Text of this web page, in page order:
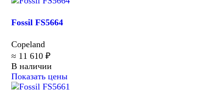
Fossil FS5664
Copeland
≈ 11 610 ₽
В наличии
Показать цены